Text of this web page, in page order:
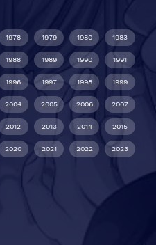
1978 1979 1980 1983
1988 1989 1990 1991
1996 1997 1998 1999
2004 2005 2006 2007
2012 2013 2014 2015
2020 2021 2022 2023